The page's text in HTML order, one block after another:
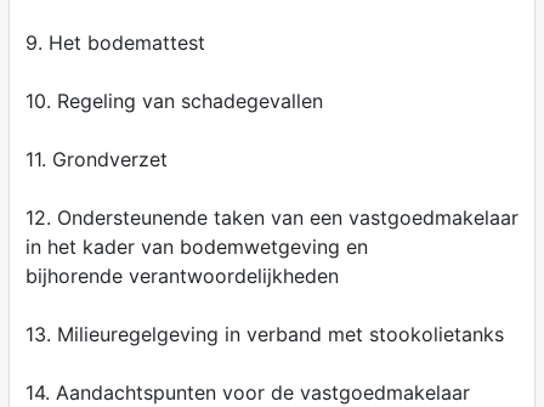
9. Het bodemattest
10. Regeling van schadegevallen
11. Grondverzet
12. Ondersteunende taken van een vastgoedmakelaar
in het kader van bodemwetgeving en
bijhorende verantwoordelijkheden
13. Milieuregelgeving in verband met stookolietanks
14. Aandachtspunten voor de vastgoedmakelaar